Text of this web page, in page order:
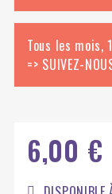
Tous les mois,
=> SUIVEZ-
6,00 €